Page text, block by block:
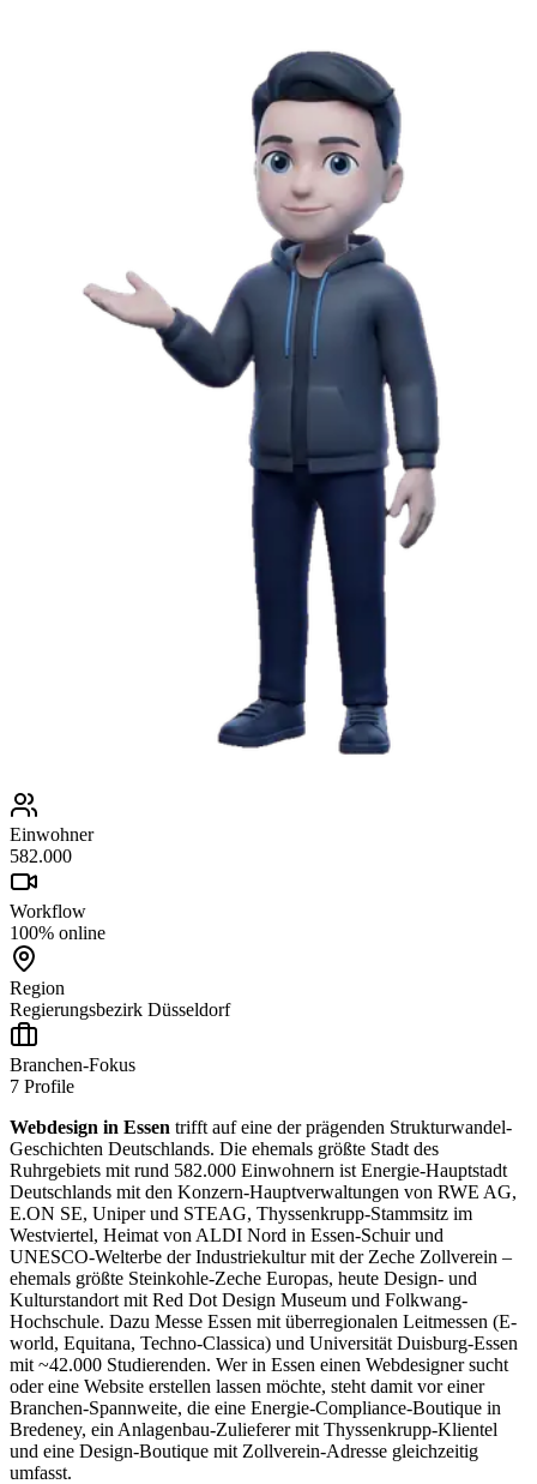
Einwohner
582.000
Workflow
100% online
Region
Regierungsbezirk Düsseldorf
Branchen-Fokus
7 Profile
Webdesign in Essen trifft auf eine der prägenden Strukturwandel-
Geschichten Deutschlands. Die ehemals größte Stadt des
Ruhrgebiets mit rund 582.000 Einwohnern ist Energie-Hauptstadt
Deutschlands mit den Konzern-Hauptverwaltungen von RWE AG,
E.ON SE, Uniper und STEAG, Thyssenkrupp-Stammsitz im
Westviertel, Heimat von ALDI Nord in Essen-Schuir und
UNESCO-Welterbe der Industriekultur mit der Zeche Zollverein –
ehemals größte Steinkohle-Zeche Europas, heute Design- und
Kulturstandort mit Red Dot Design Museum und Folkwang-
Hochschule. Dazu Messe Essen mit überregionalen Leitmessen (E-
world, Equitana, Techno-Classica) und Universität Duisburg-Essen
mit ~42.000 Studierenden. Wer in Essen einen Webdesigner sucht
oder eine Website erstellen lassen möchte, steht damit vor einer
Branchen-Spannweite, die eine Energie-Compliance-Boutique in
Bredeney, ein Anlagenbau-Zulieferer mit Thyssenkrupp-Klientel
und eine Design-Boutique mit Zollverein-Adresse gleichzeitig
umfasst.